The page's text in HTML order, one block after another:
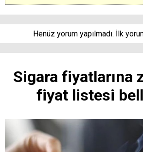
Henüz yorum yapılmadı. İlk
Sigara fiyatlarına
fiyat listesi